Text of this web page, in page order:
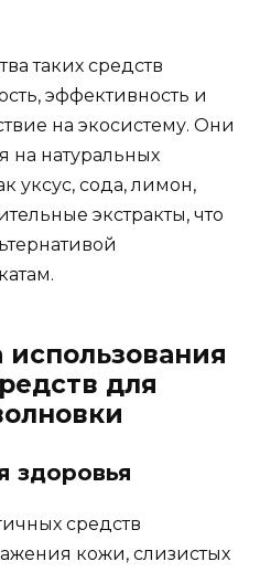
таких средств
эффективность и
на экосистему. Они
на натуральных
уксус, сода, лимон,
экстракты, что
для
здоровья
средств
кожи, слизистых